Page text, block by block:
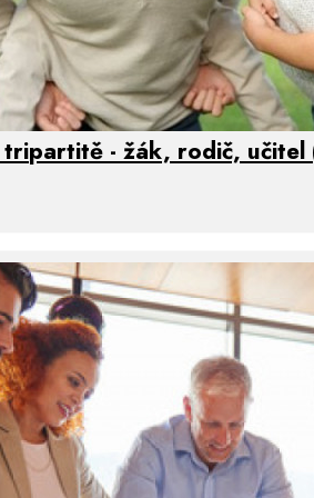
- žák, rodič, učitel
působí rodičům mnoho
a studentům. Jsou zvyklí na
za výsledky, je na straně
ty děti, které v rodinách
jen těžce motivovatelné.
snem, přičemž můžeme
ovlivnit. Stačí si uvědomit, že
a někteří možná budoucími